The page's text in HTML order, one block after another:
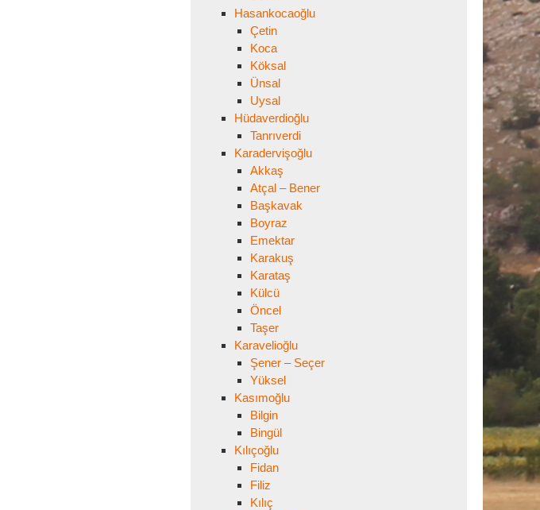
Hasankocaoğlu
Çetin
Koca
Köksal
Ünsal
Uysal
Hüdaverdioğlu
Tanrıverdi
Karadervişoğlu
Akkaş
Atçal – Bener
Başkavak
Boyraz
Emektar
Karakuş
Karataş
Külcü
Öncel
Taşer
Karavelioğlu
Şener – Seçer
Yüksel
Kasımoğlu
Bilgin
Bingül
Kılıçoğlu
Fidan
Filiz
Kılıç